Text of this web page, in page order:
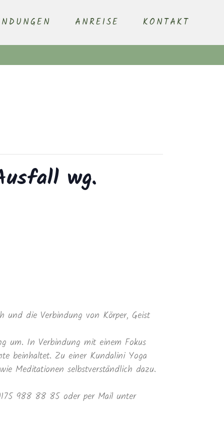
ANREISE KONTAKT
wg.
und die Verbindung von Körper, Geist
um. In Verbindung mit einem Fokus
beinhaltet. Zu einer Kundalini Yoga
Meditationen selbstverständlich dazu.
988 88 85 oder per Mail unter